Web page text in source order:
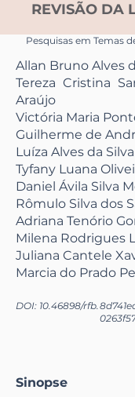
REVISÃO DA
Pesquisas em Temas
Allan Bruno Alves
Tereza Cristina
Araújo
Victória Maria
Guilherme de
Luíza Alves da Silva
Tyfany Luana
Daniel Ávila Silva
Rômulo Silva dos
Adriana Tenório
Milena Rodrigues
Juliana Cantele
Marcia do Prado
DOI: 10.46898/rfb.
Sinopse